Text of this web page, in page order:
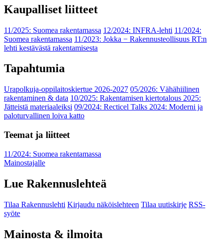
Kaupalliset liitteet
11/2025: Suomea rakentamassa 12/2024: INFRA-lehti 11/2024:
Suomea rakentamassa 11/2023: Jokka − Rakennusteollisuus RT:n
lehti kestävästä rakentamisesta
Tapahtumia
Urapolkuja-oppilaitoskiertue 2026-2027 05/2026: Vähähiilinen
rakentaminen & data 10/2025: Rakentamisen kiertotalous 2025:
Jätteistä materiaaleiksi 09/2024: Recticel Talks 2024: Moderni ja
paloturvallinen loiva katto
Teemat ja liitteet
11/2024: Suomea rakentamassa
Mainostajalle
Lue Rakennuslehteä
Tilaa Rakennuslehti Kirjaudu näköislehteen Tilaa uutiskirje RSS-
syöte
Mainosta & ilmoita